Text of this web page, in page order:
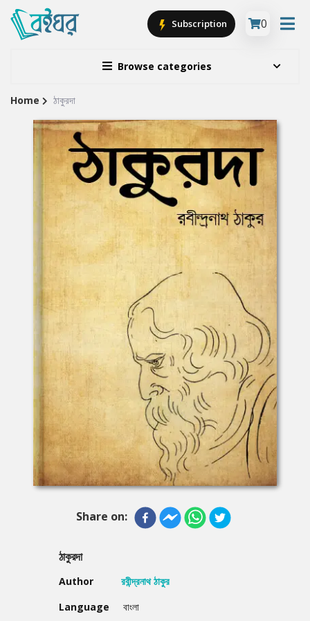
Browse categories
Subscription 0
Site
Breadcrumb
Home ঠাকুরদা
Share on:
ঠাকুরদা
Author
রবীন্দ্রনাথ ঠাকুর
Language
বাংলা